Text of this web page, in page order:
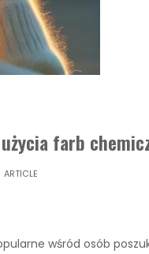
farb
ARTICLE
wśród osób